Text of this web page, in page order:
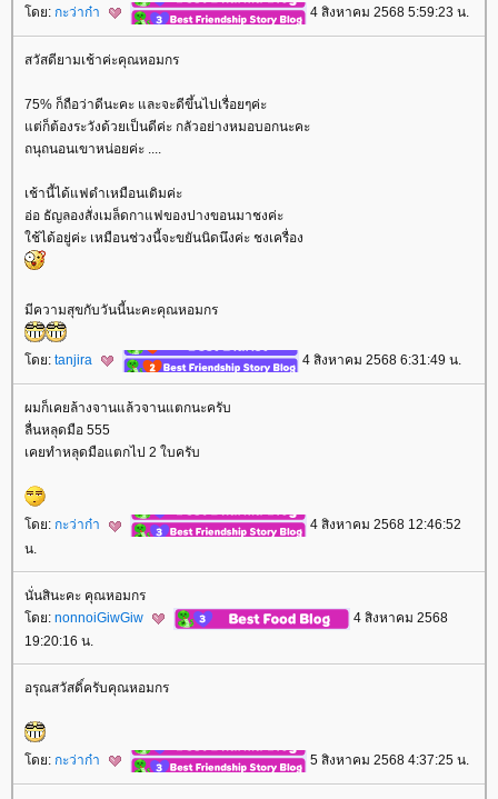
ดย: กะว่าก๋า 4 สิงหาคม 2568 5:59:23 น.
สวัสดียามเช้าค่ะคุณหอมกร
75% ก็ถือว่าดีนะคะ และจะดีขึ้นไปเรื่อยๆค่ะ
ต่ก็ต้องระวังด้วยเป็นดีค่ะ กลัวอย่างหมอบอกนะคะ
ถนุถนอนเขาหน่อยค่ะ ....
เช้านี้ได้แฟดำเหมือนเดิมค่ะ
อ่อ ธัญลองสั่งเมล็ดกาแฟของปางขอนมาชงค่ะ
ช้ได้อยู่ค่ะ เหมือนช่วงนี้จะขยันนิดนึงค่ะ ชงเครื่อง
มีความสุขกับวันนี้นะคะคุณหอมกร
ดย: tanjira 4 สิงหาคม 2568 6:31:49 น.
ผมก็เคยล้างจานแล้วจานแตกนะครับ
ลื่นหลุดมือ 555
เคยทำหลุดมือแตกไป 2 ใบครับ
ดย: กะว่าก๋า
4 สิงหาคม 2568 12:46:52
น.
นั่นสินะคะ คุณหอมกร
ดย: nonnoiGiwGiw
4 สิงหาคม 2568
19:20:16 น.
อรุณสวัสดิ์ครับคุณหอมกร
ดย: กะว่าก๋า 5 สิงหาคม 2568 4:37:25 น.